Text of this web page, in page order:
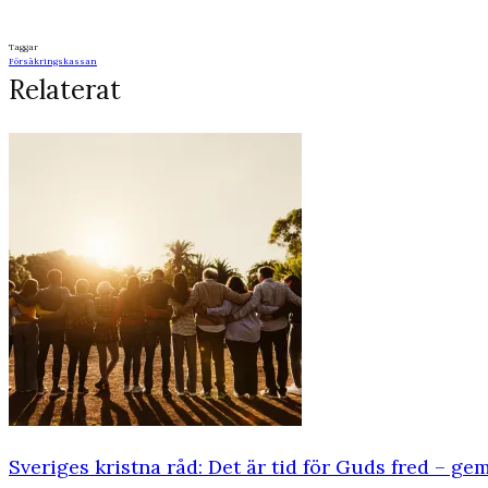
Taggar
Försäkringskassan
Relaterat
Sveriges kristna råd: Det är tid för Guds fred –